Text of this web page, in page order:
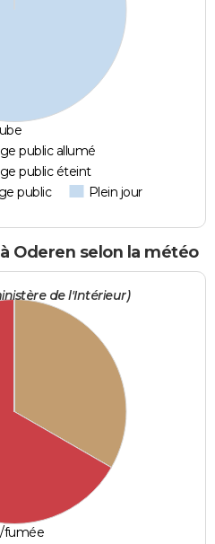
public allumé
public éteint
public
Plein jour
Oderen selon la météo
de l'Intérieur)
fumée